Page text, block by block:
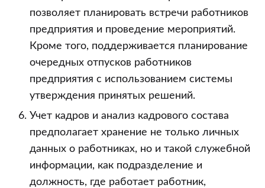
позволяет планировать встречи работников
предприятия и проведение мероприятий.
Кроме того, поддерживается планирование
очередных отпусков работников
предприятия с использованием системы
утверждения принятых решений.
Учет кадров и анализ кадрового состава
предполагает хранение не только личных
данных о работниках, но и такой служебной
информации, как подразделение и
должность, где работает работник,